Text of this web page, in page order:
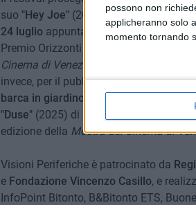
possono non
applicheranno solo
momento tornando
suo "Hey Joe"(2024), film presentato
24 luglioappuntamento dedicato a
Premio Orizzonti per il migliore attore
Cinema di Venezia
invece, per il pubblico più giovane
barca in giardino"
(2024) di Jean-
"Duse"(2025) di Pietro Marcello alla
edizione della Mostra del Cinema di
Visioni Periferiche è patrocinato da
e Fondazione Vincenzo Casillo, e
InfoPoint Bitonto, B&Bitonto ETS,